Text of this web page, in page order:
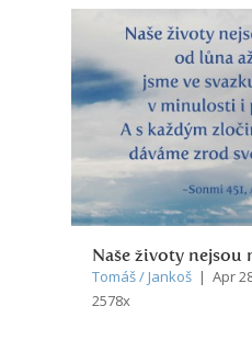
Naše životy nejsou
Tomáš / Jankoš | Apr
2578x